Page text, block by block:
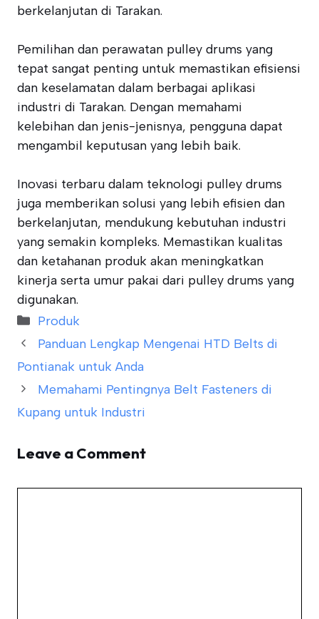
berkelanjutan di Tarakan.
Pemilihan dan perawatan pulley drums yang
tepat sangat penting untuk memastikan efisiensi
dan keselamatan dalam berbagai aplikasi
industri di Tarakan. Dengan memahami
kelebihan dan jenis-jenisnya, pengguna dapat
mengambil keputusan yang lebih baik.
Inovasi terbaru dalam teknologi pulley drums
juga memberikan solusi yang lebih efisien dan
berkelanjutan, mendukung kebutuhan industri
yang semakin kompleks. Memastikan kualitas
dan ketahanan produk akan meningkatkan
kinerja serta umur pakai dari pulley drums yang
digunakan.
Categories
Produk
Panduan Lengkap Mengenai HTD Belts di
Pontianak untuk Anda
Memahami Pentingnya Belt Fasteners di
Kupang untuk Industri
Leave a Comment